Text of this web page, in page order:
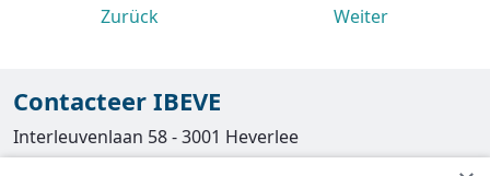
Zurück Weiter
Contacteer IBEVE
Interleuvenlaan 58 - 3001 Heverlee